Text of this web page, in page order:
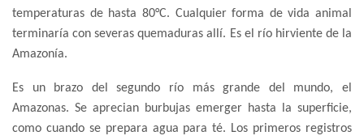
temperaturas de hasta 80°C. Cualquier forma de vida animal
terminaría con severas quemaduras allí. Es el río hirviente de la
Amazonía.
Es un brazo del segundo río más grande del mundo, el
Amazonas. Se aprecian burbujas emerger hasta la superficie,
como cuando se prepara agua para té. Los primeros registros